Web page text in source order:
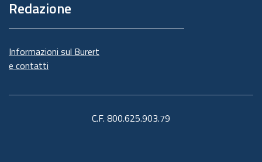
Redazione
Informazioni sul Burert
e contatti
C.F. 800.625.903.79